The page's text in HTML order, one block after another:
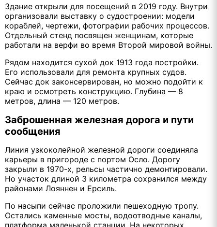
Здание открыли для посещений в 2019 году. Внутри
организовали выставку о судостроении: модели
кораблей, чертежи, фотографии рабочих процессов.
Отдельный стенд посвящен женщинам, которые
работали на верфи во время Второй мировой войны.
Рядом находится сухой док 1913 года постройки.
Его использовали для ремонта крупных судов.
Сейчас док законсервирован, но можно подойти к
краю и осмотреть конструкцию. Глубина — 8
метров, длина — 120 метров.
Заброшенная железная дорога и пути
сообщения
Линия узкоколейной железной дороги соединяла
карьеры в пригороде с портом Осло. Дорогу
закрыли в 1970-х, рельсы частично демонтировали.
Но участок длиной 3 километра сохранился между
районами Лояннен и Ерсиль.
По насыпи сейчас проложили пешеходную тропу.
Остались каменные мосты, водоотводные каналы,
платформа маленькой станции. На некоторых